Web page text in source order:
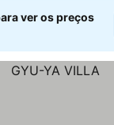
ver os preços